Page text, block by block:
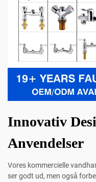
Innovativ
Anvendelser
Vores kommercielle
ser godt ud, men også